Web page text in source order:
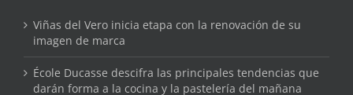
Viñas del Vero inicia etapa con la renovación de su
imagen de marca
École Ducasse descifra las principales tendencias que
darán forma a la cocina y la pastelería del mañana